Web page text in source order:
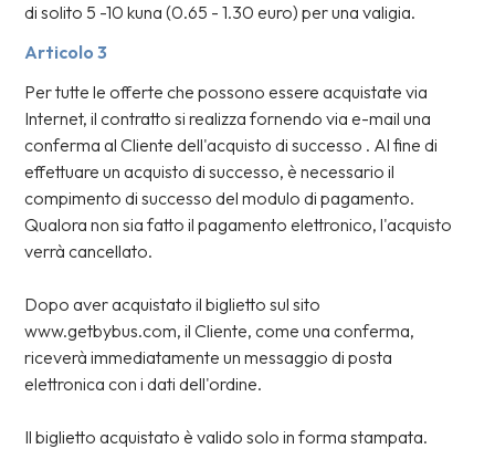
di solito 5 -10 kuna (0.65 - 1.30 euro) per una valigia.
Articolo 3
Per tutte le offerte che possono essere acquistate via
Internet, il contratto si realizza fornendo via e-mail una
conferma al Cliente dell'acquisto di successo . Al fine di
effettuare un acquisto di successo, è necessario il
compimento di successo del modulo di pagamento.
Qualora non sia fatto il pagamento elettronico, l'acquisto
verrà cancellato.
Dopo aver acquistato il biglietto sul sito
www.getbybus.com, il Cliente, come una conferma,
riceverà immediatamente un messaggio di posta
elettronica con i dati dell'ordine.
Il biglietto acquistato è valido solo in forma stampata.